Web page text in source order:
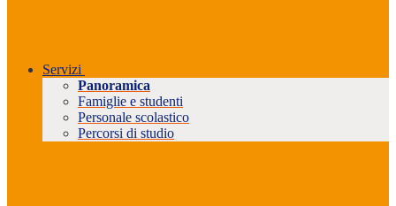
Servizi
Panoramica
Famiglie e studenti
Personale scolastico
Percorsi di studio